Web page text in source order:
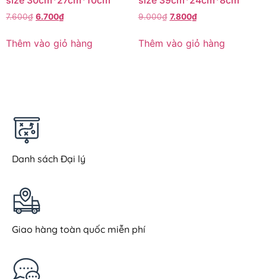
7.600₫ 6.700₫
Thêm vào giỏ hàng
9.000₫ 7.800₫
Thêm vào giỏ hàng
Danh sách Đại lý
Giao hàng toàn quốc miễn phí